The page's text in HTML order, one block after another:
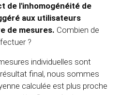
de l'inhomogénéité de
aux utilisateurs
de mesures. Combien de
?
individuelles sont
final, nous sommes
calculée est plus proche